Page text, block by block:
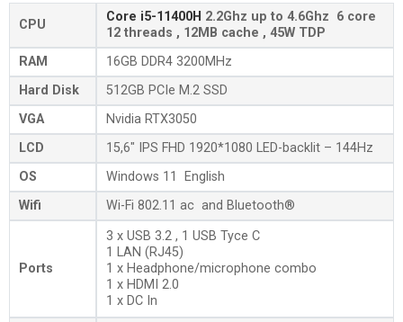
CPU
Core i5-11400H 2.2Ghz up to 4.6Ghz 6 core
12 threads , 12MB cache , 45W TDP
RAM
16GB DDR4 3200MHz
Hard Disk
512GB PCIe M.2 SSD
VGA
Nvidia RTX3050
LCD
15,6″ IPS FHD 1920*1080 LED-backlit – 144Hz
OS
Windows 11 English
Wifi
Wi-Fi 802.11 ac and Bluetooth®
Ports
3 x USB 3.2 , 1 USB Tyce C
1 LAN (RJ45)
1 x Headphone/microphone combo
1 x HDMI 2.0
1 x DC In